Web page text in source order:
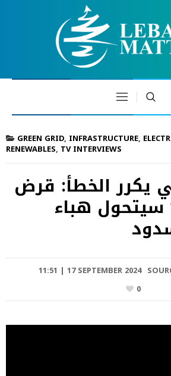
GREEN GRID, INFRASTRUCTURE,
RENEWABLES, TV INTERVIEWS
يكرر الخطأ: قرض
سيتحول هباء
11:51 | 17 SEPTEMBER 2024
0